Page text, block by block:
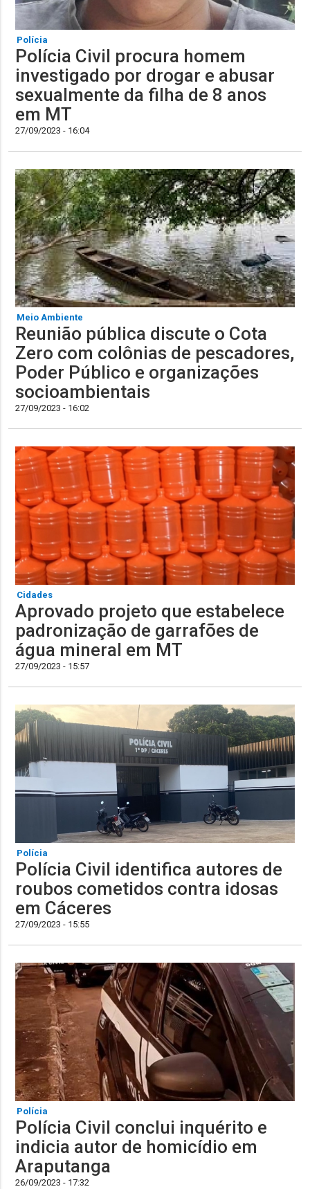
Polícia
Polícia Civil procura homem
investigado por drogar e abusar
sexualmente da filha de 8 anos
em MT
27/09/2023 - 16:04
Meio Ambiente
Reunião pública discute o Cota
Zero com colônias de pescadores,
Poder Público e organizações
socioambientais
27/09/2023 - 16:02
Cidades
Aprovado projeto que estabelece
padronização de garrafões de
água mineral em MT
27/09/2023 - 15:57
Polícia
Polícia Civil identifica autores de
roubos cometidos contra idosas
em Cáceres
27/09/2023 - 15:55
Polícia
Polícia Civil conclui inquérito e
indicia autor de homicídio em
Araputanga
26/09/2023 - 17:32